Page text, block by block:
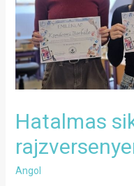
Hatalmas
Angol